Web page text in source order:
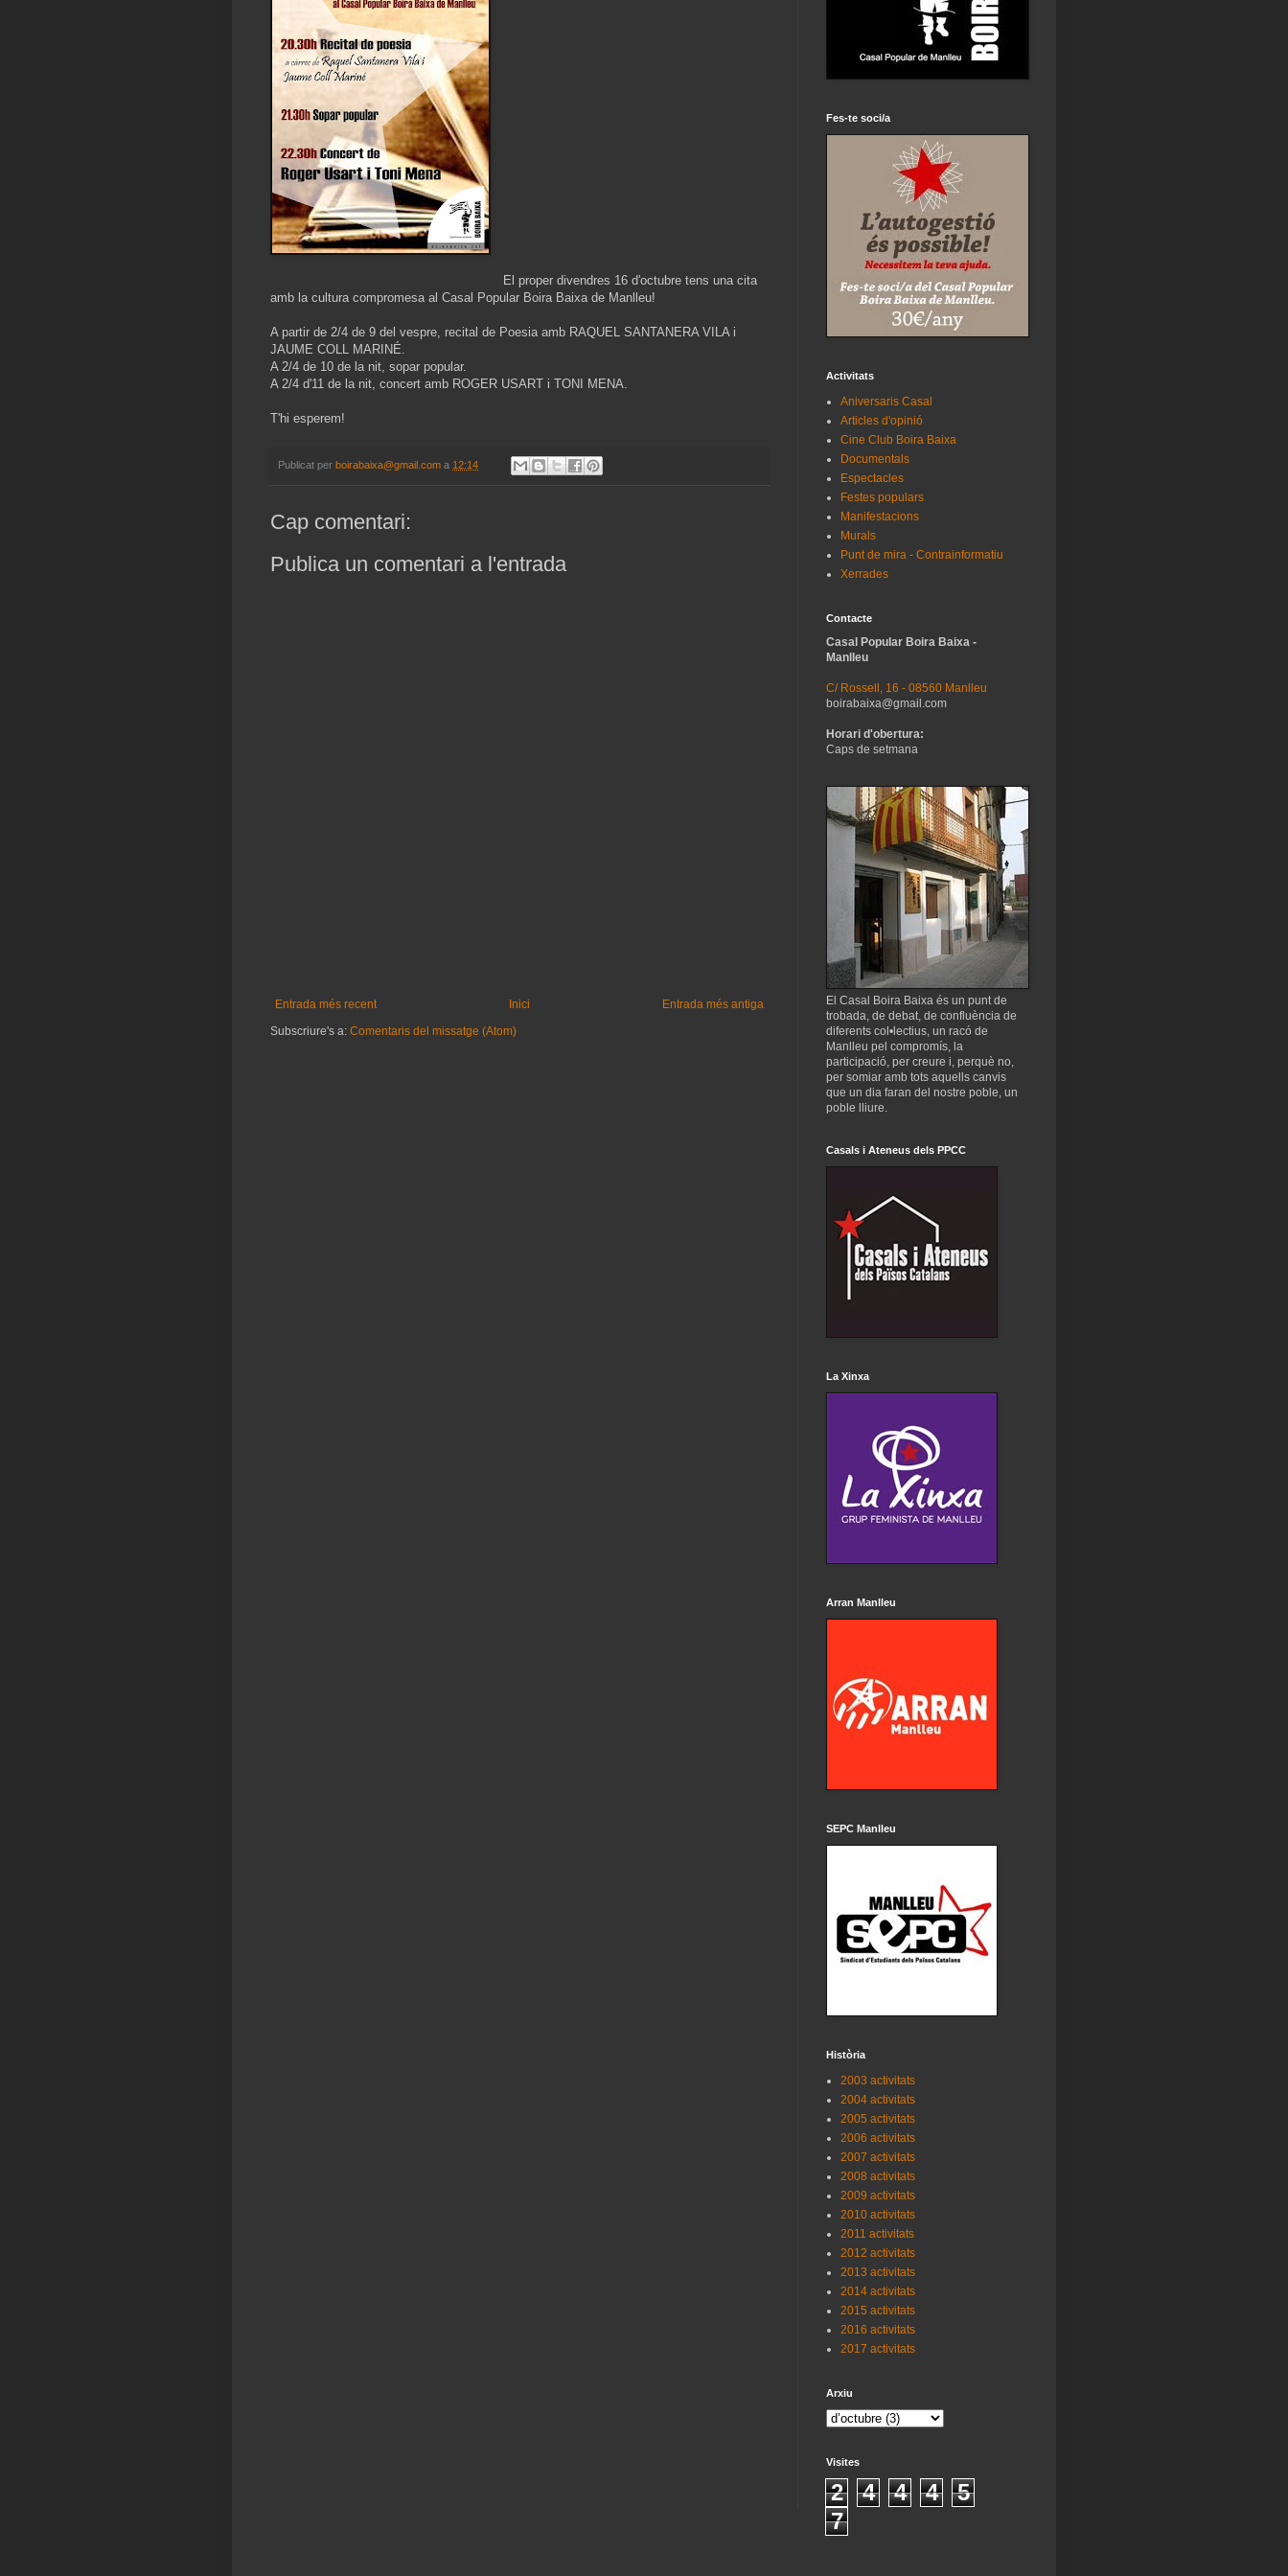
El proper divendres 16 d'octubre tens una cita
amb la cultura compromesa al Casal Popular Boira Baixa de Manlleu!
A partir de 2/4 de 9 del vespre, recital de Poesia amb RAQUEL SANTANERA VILA i
JAUME COLL MARINÉ.
A 2/4 de 10 de la nit, sopar popular.
A 2/4 d'11 de la nit, concert amb ROGER USART i TONI MENA.
T'hi esperem!
Publicat per boirabaixa@gmail.com a 12:14
Cap comentari:
Publica un comentari a l'entrada
Entrada més recent Entrada més antiga
Inici
Subscriure's a: Comentaris del missatge (Atom)
Fes-te soci/a
Activitats
Aniversaris Casal
Articles d'opinió
Cine Club Boira Baixa
Documentals
Espectacles
Festes populars
Manifestacions
Murals
Punt de mira - Contrainformatiu
Xerrades
Contacte
Casal Popular Boira Baixa -
Manlleu
C/ Rossell, 16 - 08560 Manlleu
boirabaixa@gmail.com
Horari d'obertura:
Caps de setmana
El Casal Boira Baixa és un punt de
trobada, de debat, de confluència de
diferents col•lectius, un racó de
Manlleu pel compromís, la
participació, per creure i, perquè no,
per somiar amb tots aquells canvis
que un dia faran del nostre poble, un
poble lliure.
Casals i Ateneus dels PPCC
La Xinxa
Arran Manlleu
SEPC Manlleu
Història
2003 activitats
2004 activitats
2005 activitats
2006 activitats
2007 activitats
2008 activitats
2009 activitats
2010 activitats
2011 activitats
2012 activitats
2013 activitats
2014 activitats
2015 activitats
2016 activitats
2017 activitats
Arxiu
Visites
2 4 4 4
5
7